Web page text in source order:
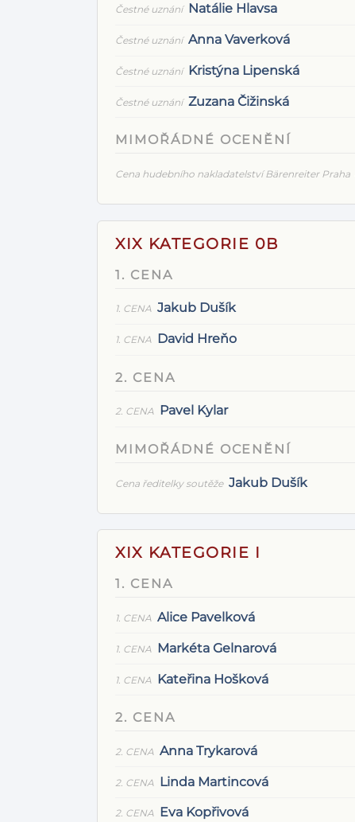
Čestné uznání Natálie Hlavsa
Čestné uznání Anna Vaverková
Čestné uznání Kristýna Lipenská
Čestné uznání Zuzana Čižinská
MIMOŘÁDNÉ OCENĚNÍ
Cena hudebního nakladatelství Bärenreiter Praha
XIX KATEGORIE 0B
1. CENA
1. CENA Jakub Dušík
1. CENA David Hreňo
2. CENA
2. CENA Pavel Kylar
MIMOŘÁDNÉ OCENĚNÍ
Cena ředitelky soutěže Jakub Dušík
XIX KATEGORIE I
1. CENA
1. CENA Alice Pavelková
1. CENA Markéta Gelnarová
1. CENA Kateřina Hošková
2. CENA
2. CENA Anna Trykarová
2. CENA Linda Martincová
2. CENA Eva Kopřivová